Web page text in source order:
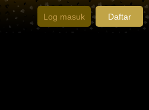
Log masuk Daftar